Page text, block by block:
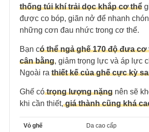
thống túi khí trải dọc khắp cơ thể
được co bóp, giãn nở để nhanh
những cơn đau nhức trong cơ thể.
Bạn có thể ngả ghế 170 độ đưa cơ
cân bằng, giảm trọng lực và áp lực
Ngoài ra thiết kế của ghế cực kỳ
Ghế cótrọng lượng nặng nên sẽ
khi cần thiết,giá thành cũng khá
Vỏ ghế Da cao cấp